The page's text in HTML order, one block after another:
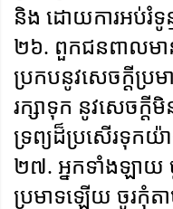
និង ដោយការអប់រំទូន្
២៦. ពួកជនពាលមាន
ប្រកបនូវសេចក្តីប្រ
រក្សាទុក នូវសេចក្តី
ទ្រព្យដ៏ប្រសើរទុកយ៉
២៧. អ្នកទាំងឡាយ
ប្រមាទឡើយ ចូរកុំតា